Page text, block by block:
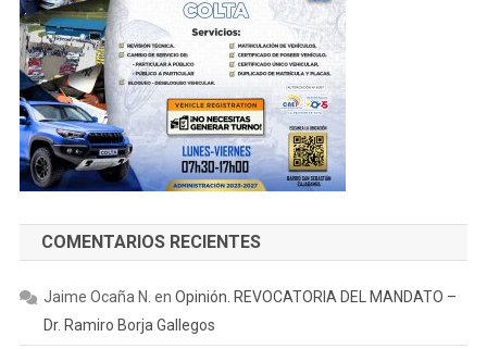
COMENTARIOS RECIENTES
Jaime Ocaña N. en Opinión. REVOCATORIA DEL MANDATO –
Dr. Ramiro Borja Gallegos